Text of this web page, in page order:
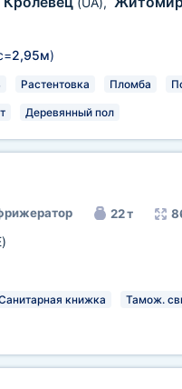
2,95м)
Растентовка Пломба
Деревянный пол
22 т
книжка Тамож.